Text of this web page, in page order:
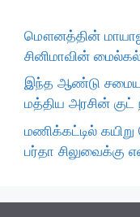
மௌனத்தின்
சினிமாவின்
இந்த ஆண்டு சமையல்
மத்திய அரசின் குட்
மணிக்கட்டில்
பர்தா சிலுவைக்கு